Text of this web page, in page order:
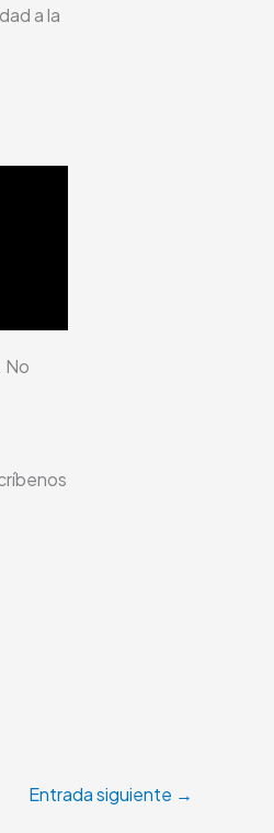
a la
No
Entrada siguiente →